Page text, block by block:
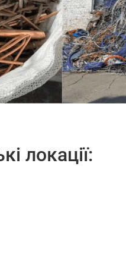
локації: